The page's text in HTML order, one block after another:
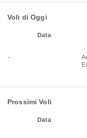
Voli di Oggi
Data
-
Prossimi Voli
Data